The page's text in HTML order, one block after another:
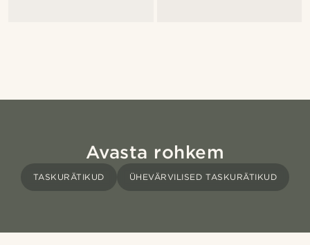
Avasta rohkem
TASKURÄTIKUD ÜHEVÄRVILISED TASKURÄTIKUD